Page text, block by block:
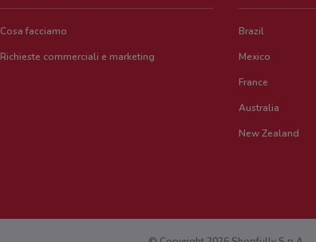
Cosa facciamo
Richieste commerciali e marketing
Brazil
Mexico
France
Australia
New Zealand